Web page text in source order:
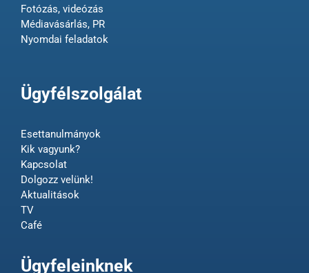
Fotózás, videózás
Médiavásárlás, PR
Nyomdai feladatok
Ügyfélszolgálat
Esettanulmányok
Kik vagyunk?
Kapcsolat
Dolgozz velünk!
Aktualitások
TV
Café
Ügyfeleinknek